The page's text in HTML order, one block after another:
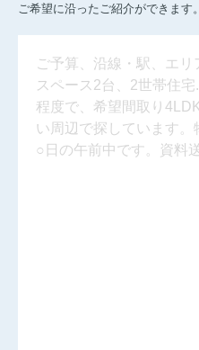
ご希望に沿ったご紹介ができます。